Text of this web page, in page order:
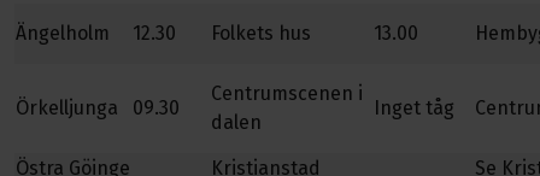
Ängelholm 12.30 Folkets hus 13.00
Örkelljunga 09.30
Centrumscenen i
dalen
Inget tåg
Östra Göinge Kristianstad Se